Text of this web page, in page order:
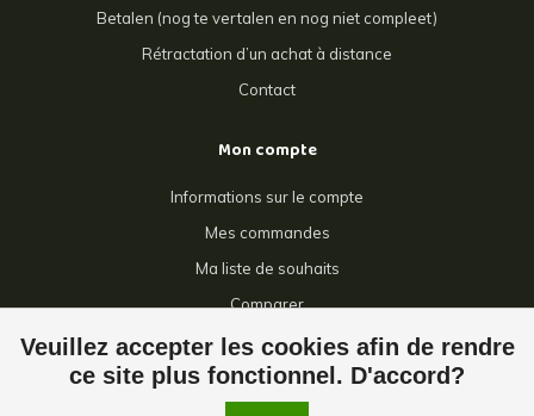
Veuillez accepter les cookies afin de rendre
ce site plus fonctionnel. D'accord?
Betalen (nog te vertalen en nog niet compleet)
Rétractation d’un achat à distance
Contact
Mon compte
Informations sur le compte
Mes commandes
Ma liste de souhaits
Comparer
Tous les produits